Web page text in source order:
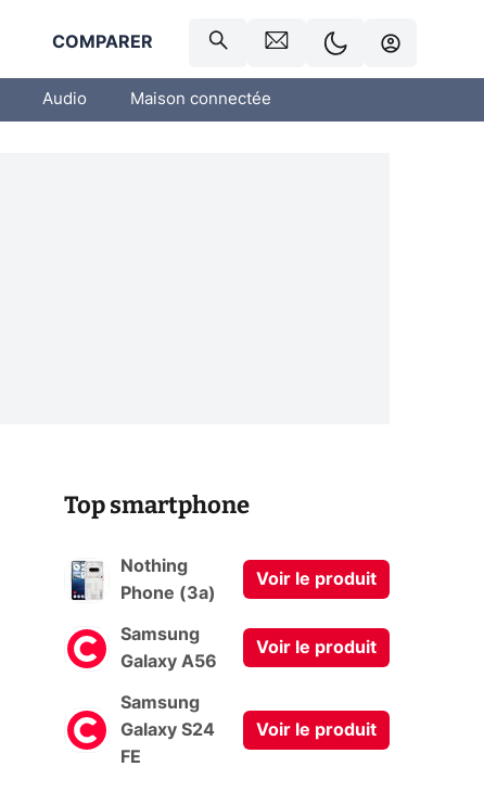
COMPARER
Audio Maison connectée
Top smartphone
Nothing
Phone (3a)
Voir le produit
Samsung
Galaxy A56
Voir le produit
Samsung
Galaxy S24
FE
Voir le produit